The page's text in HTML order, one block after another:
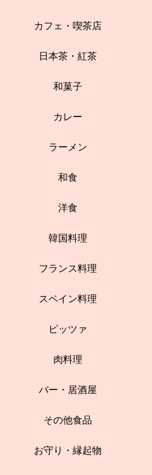
カフェ・喫茶店
日本茶・紅茶
和菓子
カレー
ラーメン
和食
洋食
韓国料理
フランス料理
スペイン料理
ピッツァ
肉料理
バー・居酒屋
その他食品
お守り・縁起物